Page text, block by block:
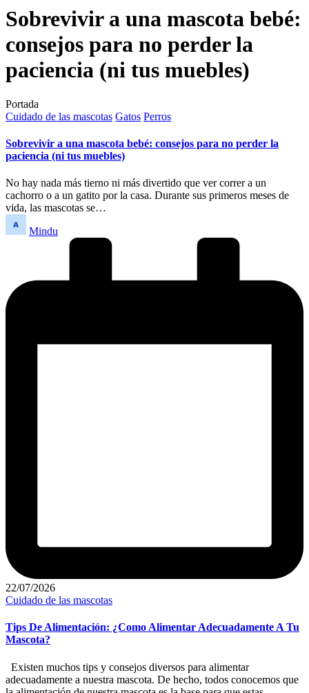
Sobrevivir a una mascota bebé:
consejos para no perder la
paciencia (ni tus muebles)
Portada
Publicado
Cuidado de las mascotas Gatos Perros
Sobrevivir a una mascota bebé: consejos para no perder la
paciencia (ni tus muebles)
No hay nada más tierno ni más divertido que ver correr a un
cachorro o a un gatito por la casa. Durante sus primeros meses de
vida, las mascotas se…
Publicado
Mindu
22/07/2026
Publicado
Cuidado de las mascotas
Tips De Alimentación: ¿Como Alimentar Adecuadamente A Tu
Mascota?
Existen muchos tips y consejos diversos para alimentar
adecuadamente a nuestra mascota. De hecho, todos conocemos que